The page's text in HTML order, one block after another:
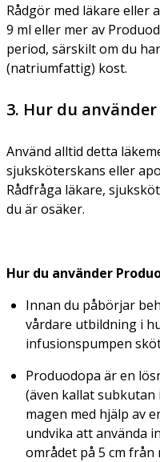
Rådgör med läkare eller
9 ml eller mer av
period, särskilt om du
(natriumfattig) kost.
3. Hur du
Använd alltid detta
sjuksköterskans eller
Rådfråga läkare,
du är osäker.
Hur du använder
Innan du påbörjar
vårdare utbildning i
infusionspumpen
Produodopa är en
(även kallat
magen med hjälp av
undvika att använda
området på 5 cm från